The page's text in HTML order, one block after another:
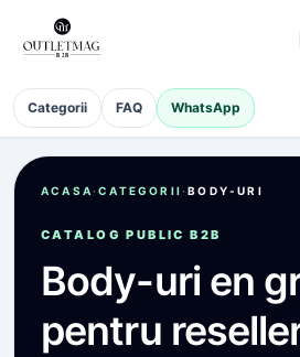
Categorii FAQ WhatsApp
ACASA·CATEGORII·BODY-URI
CATALOG PUBLIC B2B
Body-urien
pentru